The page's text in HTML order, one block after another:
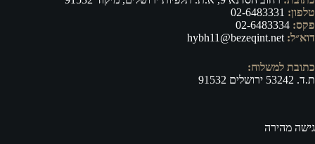
טלפון: 02-6483331
פקס:
דוא״ל: hybh11@bezeqint.net
כתובת למשלוח:
ת.ד. 53242 ירושלים 91532
גישה מהירה